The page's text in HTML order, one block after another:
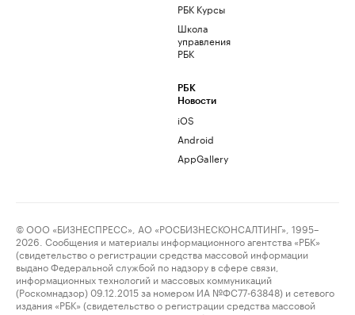
РБК Курсы
Школа
управления
РБК
РБК
Новости
iOS
Android
AppGallery
© ООО «БИЗНЕСПРЕСС», АО «РОСБИЗНЕСКОНСАЛТИНГ», 1995–
2026. Сообщения и материалы информационного агентства «РБК»
(свидетельство о регистрации средства массовой информации
выдано Федеральной службой по надзору в сфере связи,
информационных технологий и массовых коммуникаций
(Роскомнадзор) 09.12.2015 за номером ИА №ФС77-63848) и сетевого
издания «РБК» (свидетельство о регистрации средства массовой